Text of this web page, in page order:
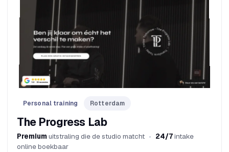
Personal training Rotterdam
The Progress Lab
Premium uitstraling die de studio matcht 24/7intake
online boekbaar